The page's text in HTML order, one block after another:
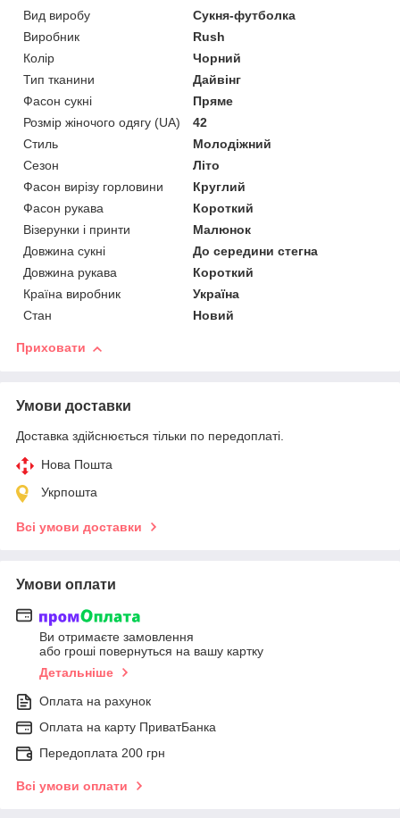
Вид виробу
Сукня-футболка
Виробник
Rush
Колір
Чорний
Тип тканини
Дайвінг
Фасон сукні
Пряме
Розмір жіночого одягу (UA)
42
Стиль
Молодіжний
Сезон
Літо
Фасон вирізу горловини
Круглий
Фасон рукава
Короткий
Візерунки і принти
Малюнок
Довжина сукні
До середини стегна
Довжина рукава
Короткий
Країна виробник
Україна
Стан
Новий
Приховати
Умови доставки
Доставка здійснюється тільки по передоплаті.
Нова Пошта
Укрпошта
Всі умови доставки
Умови оплати
Ви отримаєте замовлення
або гроші повернуться на вашу картку
Детальніше
Оплата на рахунок
Оплата на карту ПриватБанка
Передоплата 200 грн
Всі умови оплати